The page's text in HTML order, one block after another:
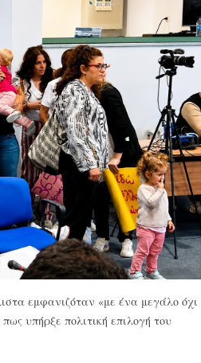
εμφανιζόταν «με ένα μεγάλο όχι
υπήρξε πολιτική επιλογή του